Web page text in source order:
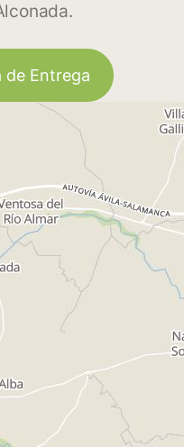
de Entrega